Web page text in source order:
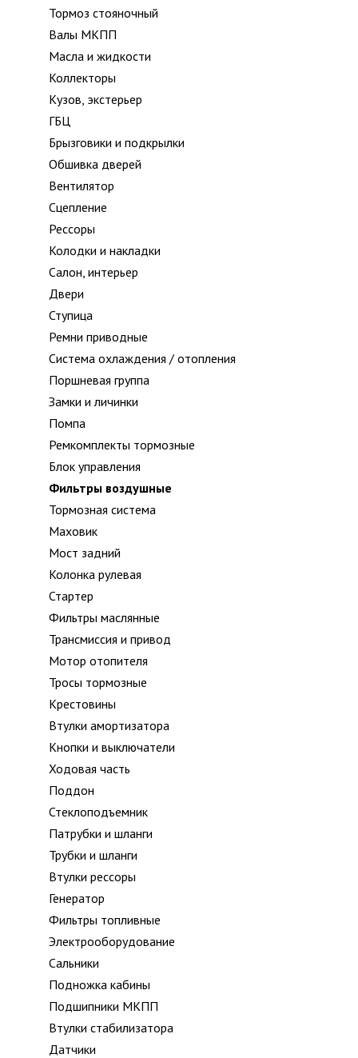
Тормоз стояночный
Валы МКПП
Масла и жидкости
Коллекторы
Кузов, экстерьер
ГБЦ
Брызговики и подкрылки
Обшивка дверей
Вентилятор
Сцепление
Рессоры
Колодки и накладки
Салон, интерьер
Двери
Ступица
Ремни приводные
Система охлаждения / отопления
Поршневая группа
Замки и личинки
Помпа
Ремкомплекты тормозные
Блок управления
Фильтры воздушные
Тормозная система
Маховик
Мост задний
Колонка рулевая
Стартер
Фильтры маслянные
Трансмиссия и привод
Мотор отопителя
Тросы тормозные
Крестовины
Втулки амортизатора
Кнопки и выключатели
Ходовая часть
Поддон
Стеклоподъемник
Патрубки и шланги
Трубки и шланги
Втулки рессоры
Генератор
Фильтры топливные
Электрооборудование
Сальники
Подножка кабины
Подшипники МКПП
Втулки стабилизатора
Датчики